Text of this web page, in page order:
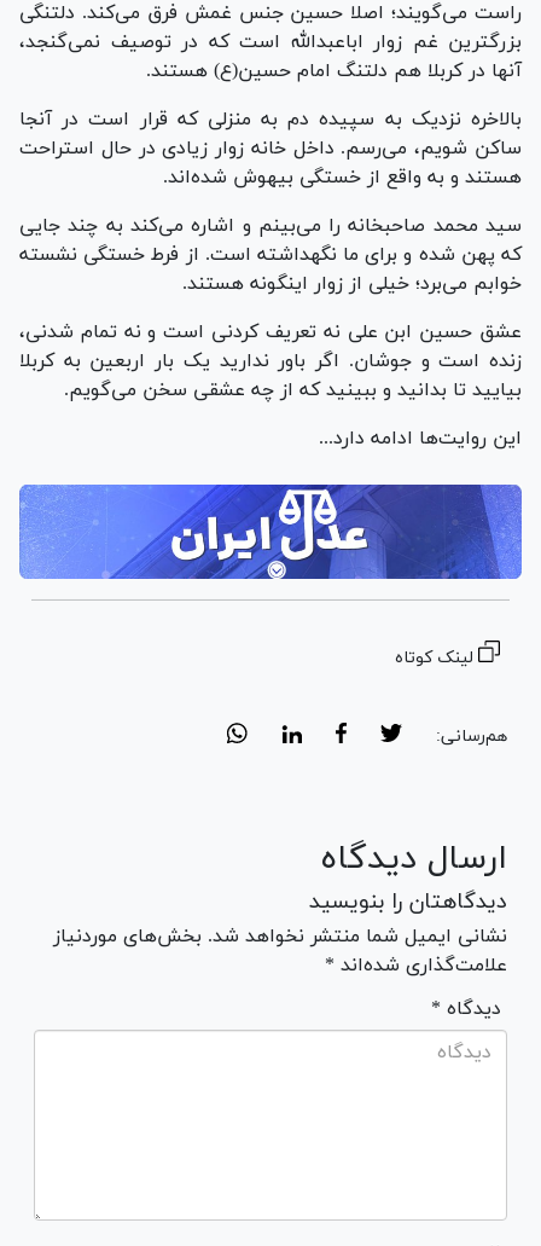
راست می‌گویند؛ اصلا حسین جنس غمش فرق می‌کند. دلتنگی
بزرگترین غم زوار اباعبدالله است که در توصیف نمی‌گنجد،
آنها در کربلا هم دلتنگ امام حسین(ع) هستند.
بالاخره نزدیک به سپیده دم به منزلی که قرار است در آنجا
ساکن شویم، می‌رسم. داخل خانه زوار زیادی در حال استراحت
هستند و به واقع از خستگی بیهوش شده‌اند.
سید محمد صاحبخانه را می‌بینم و اشاره می‌کند به چند جایی
که پهن شده و برای ما نگهداشته است. از فرط خستگی نشسته
خوابم می‌برد؛ خیلی از زوار اینگونه هستند.
عشق حسین ابن علی نه تعریف کردنی است و نه تمام شدنی،
زنده است و جوشان. اگر باور ندارید یک بار اربعین به کربلا
بیایید تا بدانید و ببینید که از چه عشقی سخن می‌گویم.
این روایت‌ها ادامه دارد...
لینک کوتاه
هم‌رسانی:
ارسال دیدگاه
دیدگاهتان را بنویسید
نشانی ایمیل شما منتشر نخواهد شد. بخش‌های موردنیاز
علامت‌گذاری شده‌اند *
* دیدگاه